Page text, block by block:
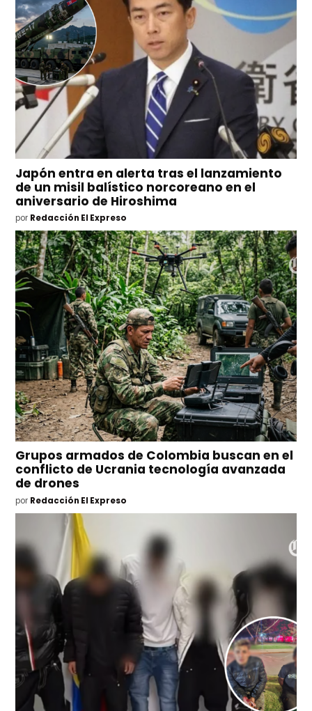
Japón entra en alerta tras el lanzamiento
de un misil balístico norcoreano en el
aniversario de Hiroshima
por Redacción El Expreso
Grupos armados de Colombia buscan en el
conflicto de Ucrania tecnología avanzada
de drones
por Redacción El Expreso